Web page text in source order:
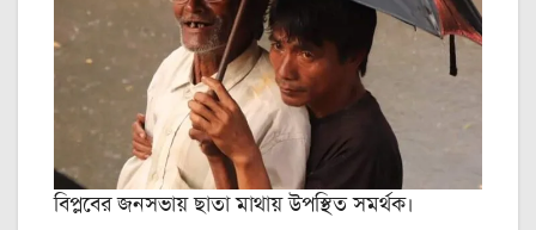
বিপ্লবের জনসভায় ছাতা মাথায় উপস্থিত সমর্থক।